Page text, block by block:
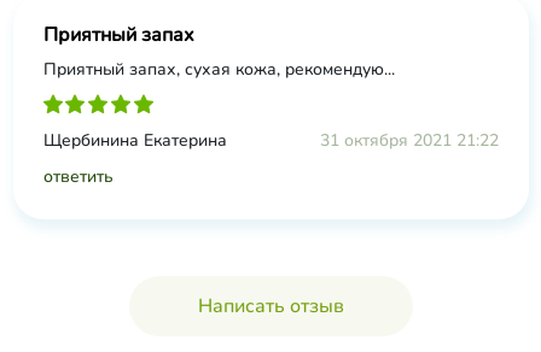
Приятный запах
Приятный запах, сухая кожа, рекомендую...
Щербинина Екатерина
31 октября 2021 21:22
ответить
Написать отзыв